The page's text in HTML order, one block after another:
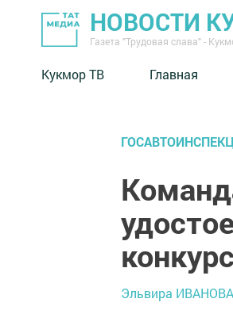
НОВОСТИ
Газета "Трудовая слава" -
Кукмор ТВ Главная
Эльвира